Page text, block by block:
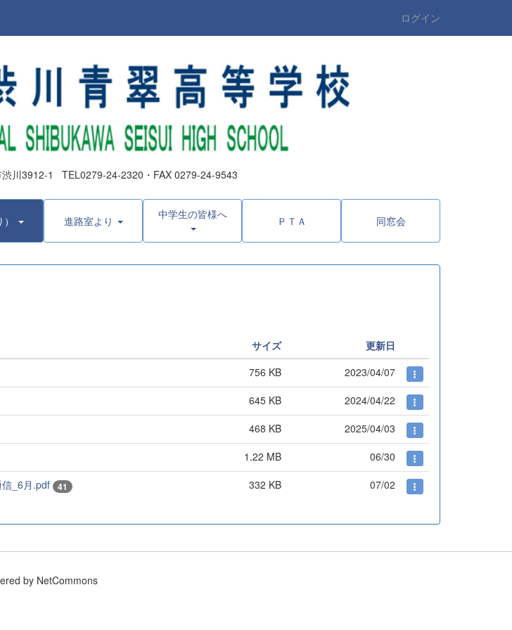
ログイン
1 TEL0279-24-2320・FAX 0279-24-9543
進路室より 中学生の皆様へ ＰＴＡ 同窓会
サイズ
更新日
756 KB
2023/04/07
645 KB
2024/04/22
468 KB
2025/04/03
1.22 MB
06/30
_6月.pdf
41 332 KB 07/02
by NetCommons